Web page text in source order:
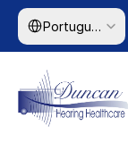
Select Language
Portuguese (Brazil)